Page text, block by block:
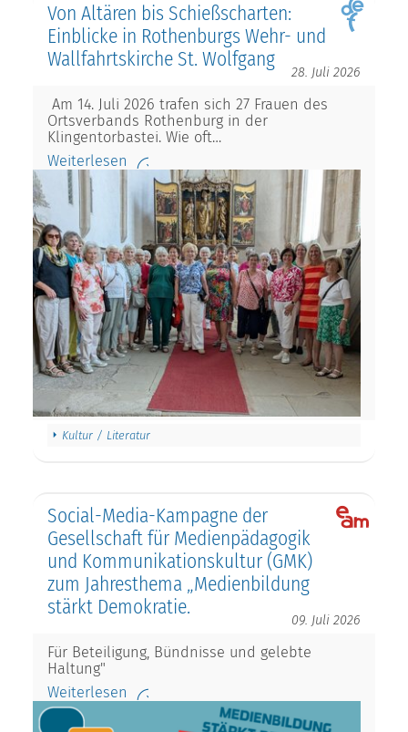
Von Altären bis Schießscharten:
Einblicke in Rothenburgs Wehr- und
Wallfahrtskirche St. Wolfgang
28. Juli 2026
Am 14. Juli 2026 trafen sich 27 Frauen des
Ortsverbands Rothenburg in der
Klingentorbastei. Wie oft…
Weiterlesen
Kultur / Literatur
Social-Media-Kampagne der
Gesellschaft für Medienpädagogik
und Kommunikationskultur (GMK)
zum Jahresthema „Medienbildung
stärkt Demokratie.
09. Juli 2026
Für Beteiligung, Bündnisse und gelebte
Haltung"
Weiterlesen